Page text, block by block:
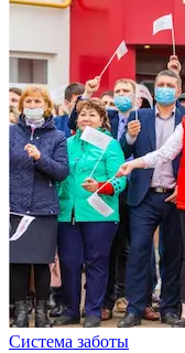
Система заботы